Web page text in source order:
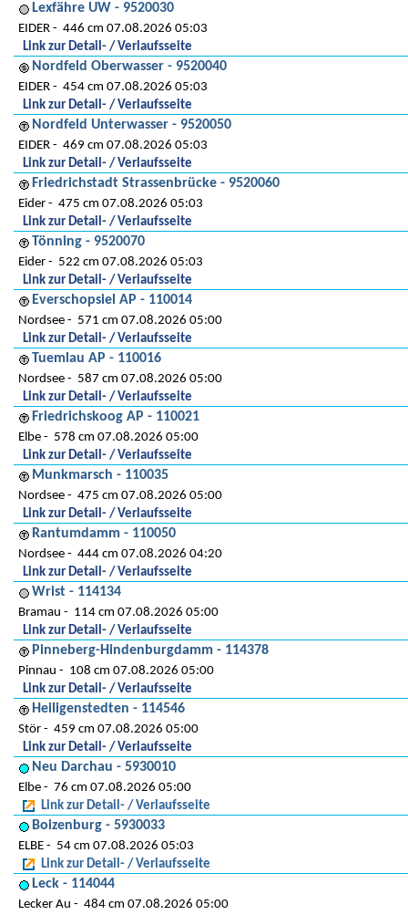
Lexfähre UW - 9520030
EIDER
446 cm 07.08.2026 05:03
Link zur Detail- / Verlaufsseite
Nordfeld Oberwasser - 9520040
EIDER
454 cm 07.08.2026 05:03
Link zur Detail- / Verlaufsseite
Nordfeld Unterwasser - 9520050
EIDER
469 cm 07.08.2026 05:03
Link zur Detail- / Verlaufsseite
Friedrichstadt Strassenbrücke - 9520060
Eider
475 cm 07.08.2026 05:03
Link zur Detail- / Verlaufsseite
Tönning - 9520070
Eider
522 cm 07.08.2026 05:03
Link zur Detail- / Verlaufsseite
Everschopsiel AP - 110014
Nordsee
571 cm 07.08.2026 05:00
Link zur Detail- / Verlaufsseite
Tuemlau AP - 110016
Nordsee
587 cm 07.08.2026 05:00
Link zur Detail- / Verlaufsseite
Friedrichskoog AP - 110021
Elbe
578 cm 07.08.2026 05:00
Link zur Detail- / Verlaufsseite
Munkmarsch - 110035
Nordsee
475 cm 07.08.2026 05:00
Link zur Detail- / Verlaufsseite
Rantumdamm - 110050
Nordsee
444 cm 07.08.2026 04:20
Link zur Detail- / Verlaufsseite
Wrist - 114134
Bramau
114 cm 07.08.2026 05:00
Link zur Detail- / Verlaufsseite
Pinneberg-Hindenburgdamm - 114378
Pinnau
108 cm 07.08.2026 05:00
Link zur Detail- / Verlaufsseite
Heiligenstedten - 114546
Stör
459 cm 07.08.2026 05:00
Link zur Detail- / Verlaufsseite
Neu Darchau - 5930010
Elbe
76 cm 07.08.2026 05:00
Link zur Detail- / Verlaufsseite
Boizenburg - 5930033
ELBE
54 cm 07.08.2026 05:03
Link zur Detail- / Verlaufsseite
Leck - 114044
Lecker Au
484 cm 07.08.2026 05:00